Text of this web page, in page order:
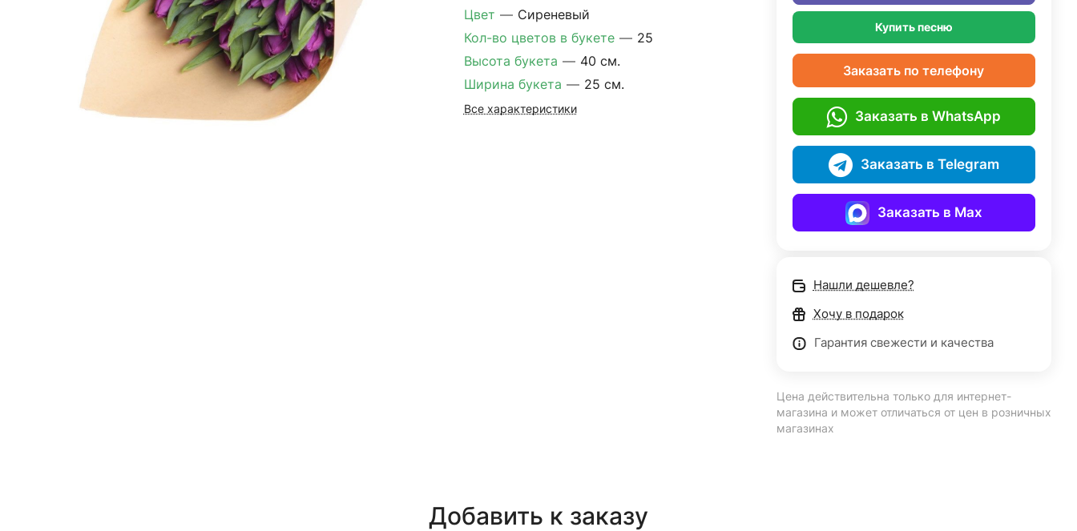
Цвет — Сиреневый
Кол-во цветов в букете — 25
Высота букета — 40 см.
Ширина букета — 25 см.
Все характеристики
Купить песню
Заказать по телефону
Заказать в WhatsApp
Заказать в Telegram
Заказать в Max
Нашли дешевле?
Хочу в подарок
Гарантия свежести и качества
Цена действительна только для интернет-
магазина и может отличаться от цен в розничных
магазинах
Добавить к заказу